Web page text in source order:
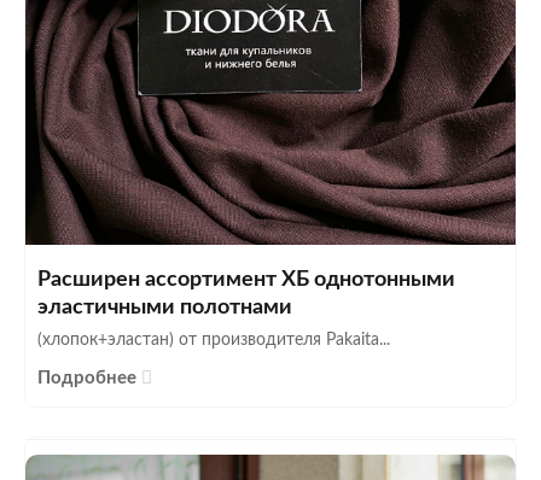
Расширен ассортимент ХБ однотонными
эластичными полотнами
(хлопок+эластан) от производителя Pakaita...
Подробнее